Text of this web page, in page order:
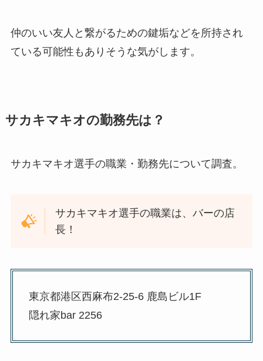
仲のいい友人と繋がるための鍵垢などを所持され
ている可能性もありそうな気がします。
サカキマキオの勤務先は？
サカキマキオ選手の職業・勤務先について調査。
サカキマキオ選手の職業は、バーの店
長！
東京都港区西麻布2-25-6 鹿島ビル1F
隠れ家bar 2256